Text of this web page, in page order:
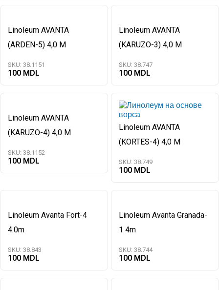
Linoleum AVANTA
(ARDEN-5) 4,0 M
SKU: 38.1151
100
Linoleum AVANTA
(KARUZO-3) 4,0 M
SKU: 38.747
100
Linoleum AVANTA
(KARUZO-4) 4,0 M
SKU: 38.1152
100
Linoleum AVANTA
(KORTES-4) 4,0 M
SKU: 38.749
100
Linoleum Avanta Fort-4
4.0m
SKU: 38.843
100
Linoleum Avanta Granada-
1 4m
SKU: 38.744
100